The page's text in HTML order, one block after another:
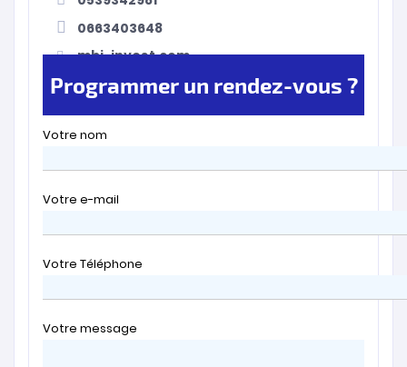
0663403648
mbi-invest.com
Programmer un rendez-vous ?
Votre nom
Votre e-mail
Votre Téléphone
Votre message